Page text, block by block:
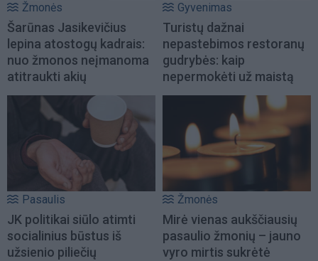
Žmonės
Šarūnas Jasikevičius
lepina atostogų kadrais:
nuo žmonos neįmanoma
atitraukti akių
Gyvenimas
Turistų dažnai
nepastebimos restoranų
gudrybės: kaip
nepermokėti už maistą
Pasaulis
JK politikai siūlo atimti
socialinius būstus iš
užsienio piliečių
Žmonės
Mirė vienas aukščiausių
pasaulio žmonių – jauno
vyro mirtis sukrėtė